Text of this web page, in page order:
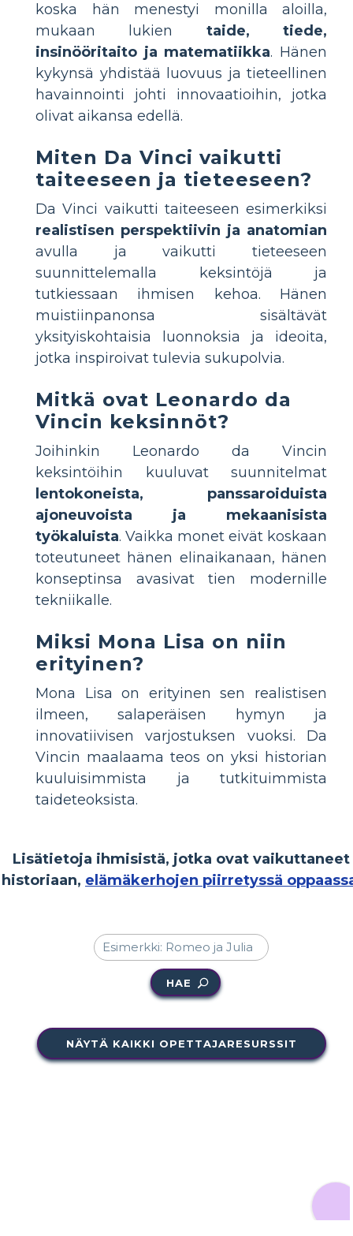
koska hän menestyi monilla aloilla,
mukaan lukien taide, tiede,
insinööritaito ja matematiikka. Hänen
kykynsä yhdistää luovuus ja tieteellinen
havainnointi johti innovaatioihin, jotka
olivat aikansa edellä.
Miten Da Vinci vaikutti
taiteeseen ja tieteeseen?
Da Vinci vaikutti taiteeseen esimerkiksi
realistisen perspektiivin ja anatomian
avulla ja vaikutti tieteeseen
suunnittelemalla keksintöjä ja
tutkiessaan ihmisen kehoa. Hänen
muistiinpanonsa sisältävät
yksityiskohtaisia luonnoksia ja ideoita,
jotka inspiroivat tulevia sukupolvia.
Mitkä ovat Leonardo da
Vincin keksinnöt?
Joihinkin Leonardo da Vincin
keksintöihin kuuluvat suunnitelmat
lentokoneista, panssaroiduista
ajoneuvoista ja mekaanisista
työkaluista. Vaikka monet eivät koskaan
toteutuneet hänen elinaikanaan, hänen
konseptinsa avasivat tien modernille
tekniikalle.
Miksi Mona Lisa on niin
erityinen?
Mona Lisa on erityinen sen realistisen
ilmeen, salaperäisen hymyn ja
innovatiivisen varjostuksen vuoksi. Da
Vincin maalaama teos on yksi historian
kuuluisimmista ja tutkituimmista
taideteoksista.
Lisätietoja ihmisistä, jotka ovat vaikuttaneet
historiaan, elämäkerhojen piirretyssä
HAE
NÄYTÄ KAIKKI OPETTAJARESURSSIT